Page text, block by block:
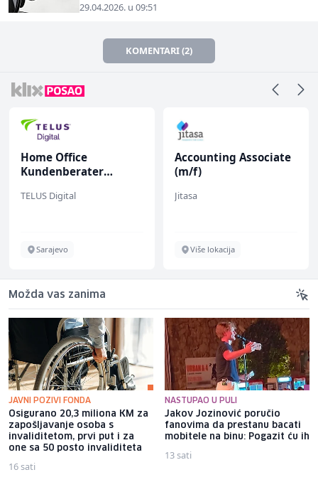
29.04.2026. u 09:51
KOMENTARI (2)
Home Office
Kundenberater
TELUS Digital
Sarajevo
Accounting Associate
(m/f)
Jitasa
Više lokacija
Možda vas zanima
JAVNI POZIVI FONDA
Osigurano 20,3 miliona KM za
zapošljavanje osoba s
invaliditetom, prvi put i za
one sa 50 posto invaliditeta
16 sati
NASTUPAO U PULI
Jakov Jozinović poručio
fanovima da prestanu bacati
mobitele na binu: Pogazit ću ih
13 sati